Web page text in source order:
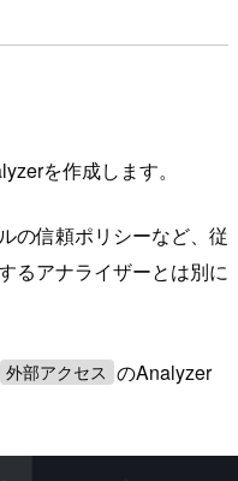
を作成します。
の信頼ポリシーなど、従
るアナライザーとは別に
外部アクセス
のAnalyzer